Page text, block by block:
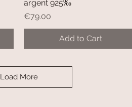
argent 925‰
Price
€79.00
Add to Cart
Load More